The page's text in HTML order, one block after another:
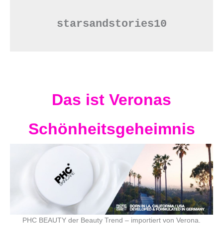
starsandstories10
Das ist Veronas
Schönheitsgeheimnis
PHC BEAUTY der Beauty Trend – importiert von Verona.